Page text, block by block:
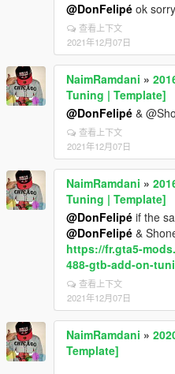
@DonFelipé ok
查看上下文
2021年12月07日
NaimRamdani »
Tuning | Template]
@DonFelipé &
查看上下文
2021年12月07日
NaimRamdani »
Tuning | Template]
@DonFelipé if the
@DonFelipé &
https://fr.gta5-
488-gtb-add-on-
查看上下文
2021年12月07日
NaimRamdani »
Template]